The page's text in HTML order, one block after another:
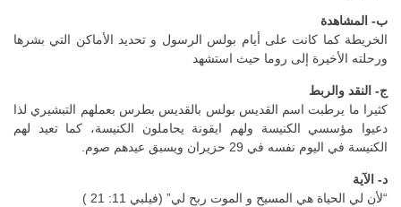
ب- المشاهدة
الخريطة كما كانت على أيام بولس الرسول و تحديد الأماكن التي بشرها
ورحلته الأخيرة إلى روما حيث استشهد
ج- النقد والربط
كثيرا ما يرطبت اسم القديس بولس بالقديس بطرس بعملهم التبشيري لذا
دعيوا مؤسسي الكنيسة ولهم ايقونة يحاملون الكنيسة، كما تعيد لهم
الكنيسة في اليوم نفسه في 29 حزيران ويسبق عيدهم صوم.
د- الآية
“لأن لي الحياة هي المسيح و الموت ربح لي” (فيلبي 11: 21 )